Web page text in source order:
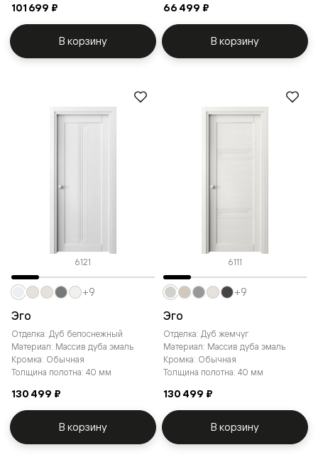
101 699 ₽
В корзину
66 499 ₽
В корзину
6121
Эго
Отделка: Дуб белоснежный
Материал: Массив дуба эмаль
Кромка: Обычная
Толщина полотна: 40 мм
130 499 ₽
+9
В корзину
6111
Эго
Отделка: Дуб жемчуг
Материал: Массив дуба эмаль
Кромка: Обычная
Толщина полотна: 40 мм
130 499 ₽
+9
В корзину